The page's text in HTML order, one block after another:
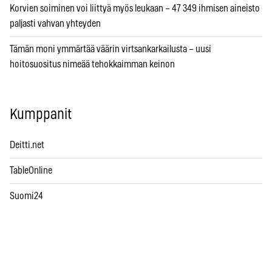
Korvien soiminen voi liittyä myös leukaan – 47 349 ihmisen aineisto
paljasti vahvan yhteyden
Tämän moni ymmärtää väärin virtsankarkailusta – uusi
hoitosuositus nimeää tehokkaimman keinon
Kumppanit
Deitti.net
TableOnline
Suomi24